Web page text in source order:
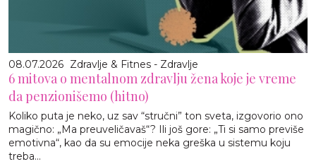
08.07.2026 Zdravlje & Fitnes - Zdravlje
6 mitova o mentalnom zdravlju žena koje je vreme
da penzionišemo (hitno)
Koliko puta je neko, uz sav “stručni” ton sveta, izgovorio ono
magično: „Ma preuveličavaš“? Ili još gore: „Ti si samo previše
emotivna“, kao da su emocije neka greška u sistemu koju
treba...